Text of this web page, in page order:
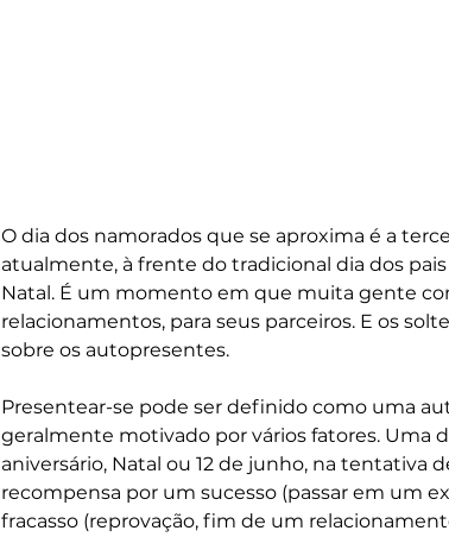
O dia dos namorados que se aproxima é a
atualmente, à frente do tradicional dia dos
Natal. É um momento em que muita gente
relacionamentos, para seus parceiros. E os
sobre os autopresentes.
Presentear-se pode ser definido como uma
geralmente motivado por vários fatores. Uma
aniversário, Natal ou 12 de junho, na tentativa
recompensa por um sucesso (passar em um
fracasso (reprovação, fim de um